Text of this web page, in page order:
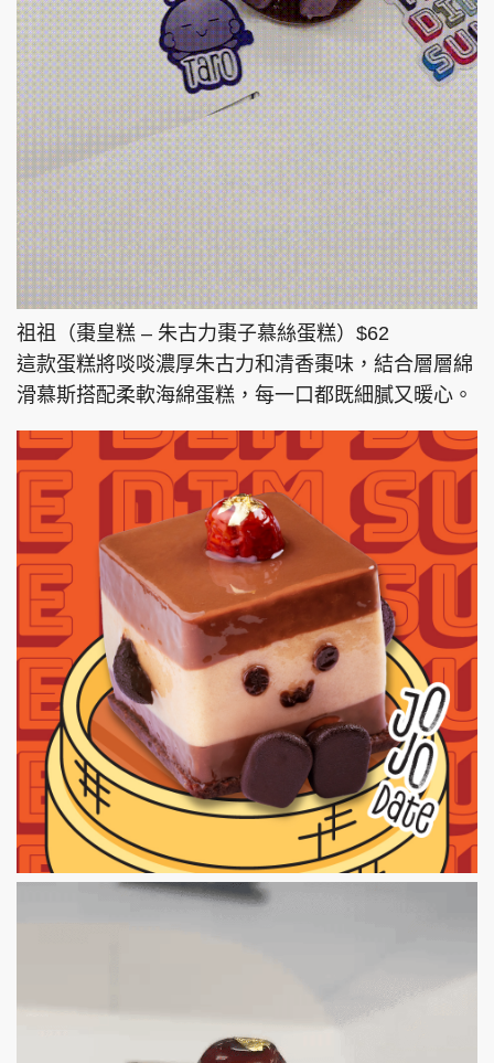
祖祖（棗皇糕 – 朱古力棗子慕絲蛋糕）$62
這款蛋糕將啖啖濃厚朱古力和清香棗味，結合層層綿
滑慕斯搭配柔軟海綿蛋糕，每一口都既細膩又暖心。